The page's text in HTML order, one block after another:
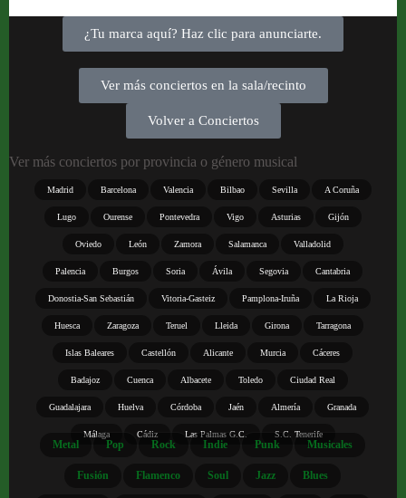
¿Tu marca aquí? Haz clic para anunciarte.
Ver más conciertos en la sala/recinto
Volver a Conciertos
Ver más conciertos por provincia o género musical
Madrid Barcelona Valencia Bilbao Sevilla A Coruña
Lugo Ourense Pontevedra Vigo Asturias Gijón
Oviedo León Zamora Salamanca Valladolid
Palencia Burgos Soria Ávila Segovia Cantabria
Donostia-San Sebastián Vitoria-Gasteiz Pamplona-Iruña La Rioja
Huesca Zaragoza Teruel Lleida Girona Tarragona
Islas Baleares Castellón Alicante Murcia Cáceres
Badajoz Cuenca Albacete Toledo Ciudad Real
Guadalajara Huelva Córdoba Jaén Almería Granada
Málaga Cádiz Las Palmas G.C. S.C. Tenerife
Metal Pop Rock Indie Punk Musicales
Fusión Flamenco Soul Jazz Blues